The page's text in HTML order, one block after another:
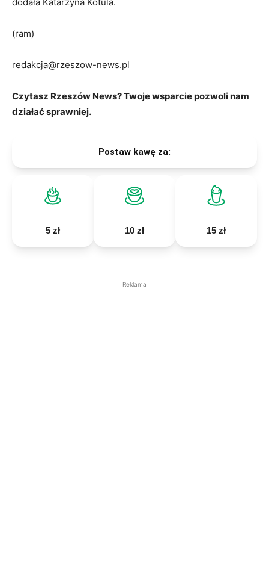
dodała Katarzyna Kotula.
(ram)
redakcja@rzeszow-news.pl
Czytasz Rzeszów News? Twoje wsparcie pozwoli nam
działać sprawniej.
Postaw kawę za:
5 zł 10 zł 15 zł
Reklama